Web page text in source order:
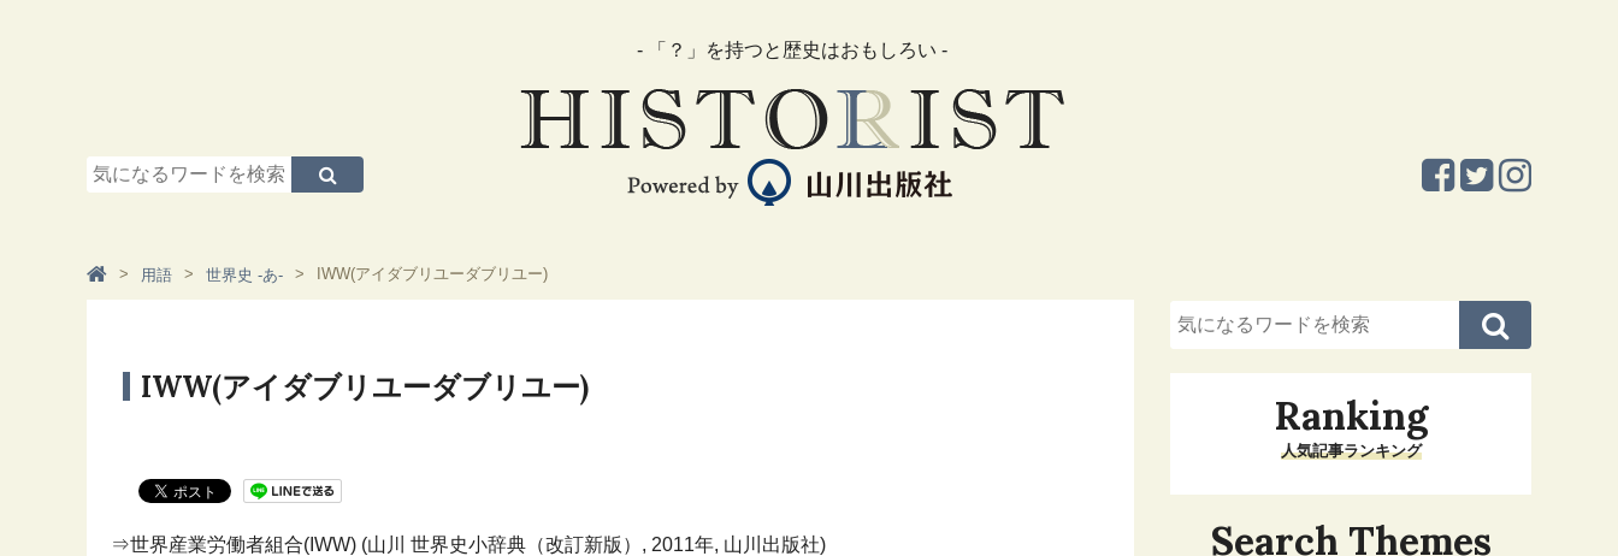
- 「？」を持つと歴史はおもしろい -
用語 世界史 -あ- IWW(アイダブリユーダブリユー)
IWW(アイダブリユーダブリユー)
⇒世界産業労働者組合(IWW) (山川 世界史小辞典（改訂新版）, 2011年, 山川出版社)
Ranking
人気記事ランキング
Search Themes